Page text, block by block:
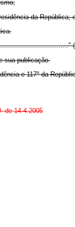
da República;
sua publicação.
e 117º da
de 14.4.2005